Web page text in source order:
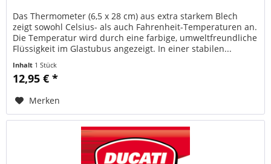
Das Thermometer (6,5 x 28 cm) aus extra starkem Blech
zeigt sowohl Celsius- als auch Fahrenheit-Temperaturen an.
Die Temperatur wird durch eine farbige, umweltfreundliche
Flüssigkeit im Glastubus angezeigt. In einer stabilen...
Inhalt 1 Stück
12,95 € *
Merken